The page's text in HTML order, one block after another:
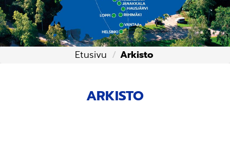
ARKISTO
Etusivu Arkisto